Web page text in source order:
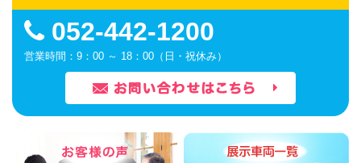
052-442-1200
営業時間：9：00 ～ 18：00（日・祝休み）